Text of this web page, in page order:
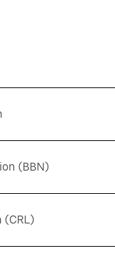
(BBN)
(CRL)